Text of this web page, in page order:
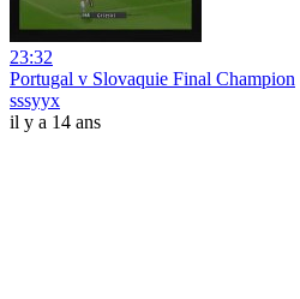
23:32
Portugal v Slovaquie Final Champion
sssyyx
il y a 14 ans